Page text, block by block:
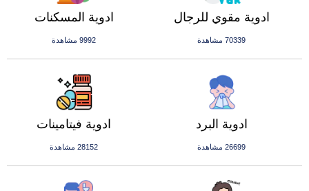
ادوية المسكنات
9992 مشاهدة
ادوية مقوي للرجال
70339 مشاهدة
ادوية فيتامينات
28152 مشاهدة
ادوية البرد
26699 مشاهدة